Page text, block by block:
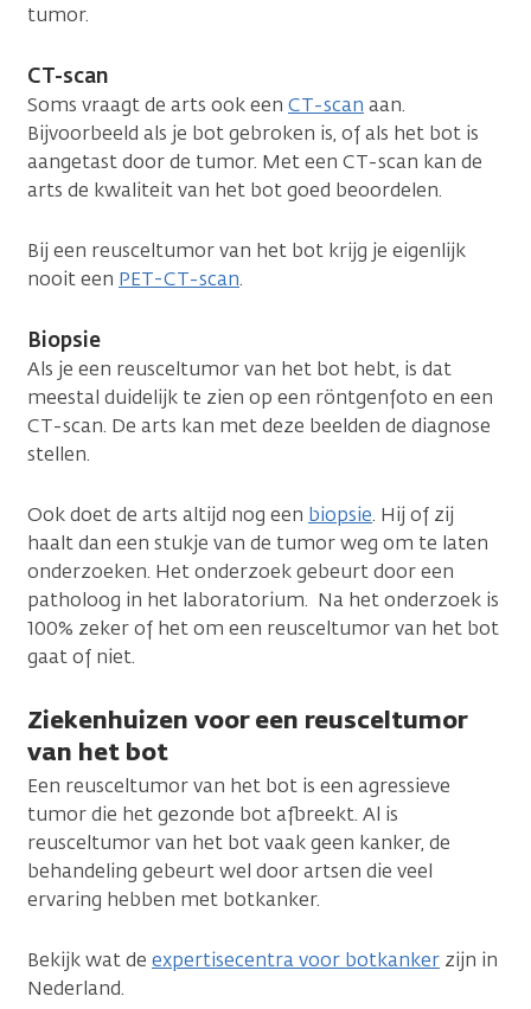
tumor.
CT-scan
Soms vraagt de arts ook een CT-scan aan.
Bijvoorbeeld als je bot gebroken is, of als het bot is
aangetast door de tumor. Met een CT-scan kan de
arts de kwaliteit van het bot goed beoordelen.
Bij een reusceltumor van het bot krijg je eigenlijk
nooit een PET-CT-scan.
Biopsie
Als je een reusceltumor van het bot hebt, is dat
meestal duidelijk te zien op een röntgenfoto en een
CT-scan. De arts kan met deze beelden de diagnose
stellen.
Ook doet de arts altijd nog een biopsie. Hij of zij
haalt dan een stukje van de tumor weg om te laten
onderzoeken. Het onderzoek gebeurt door een
patholoog in het laboratorium. Na het onderzoek is
100% zeker of het om een reusceltumor van het bot
gaat of niet.
Ziekenhuizen voor een reusceltumor
van het bot
Een reusceltumor van het bot is een agressieve
tumor die het gezonde bot afbreekt. Al is
reusceltumor van het bot vaak geen kanker, de
behandeling gebeurt wel door artsen die veel
ervaring hebben met botkanker.
Bekijk wat de expertisecentra voor botkanker zijn in
Nederland.